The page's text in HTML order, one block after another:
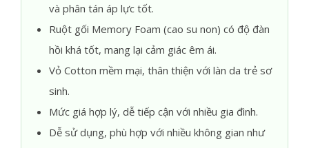
và phân tán áp lực tốt.
Ruột gối Memory Foam (cao su non) có độ đàn
hồi khá tốt, mang lại cảm giác êm ái.
Vỏ Cotton mềm mại, thân thiện với làn da trẻ sơ
sinh.
Mức giá hợp lý, dễ tiếp cận với nhiều gia đình.
Dễ sử dụng, phù hợp với nhiều không gian như